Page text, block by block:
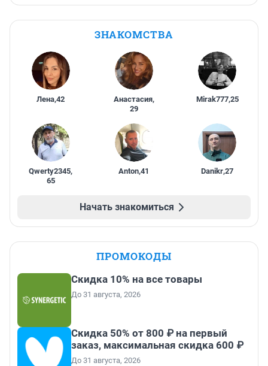
ЗНАКОМСТВА
Лена,42 Анастасия,
29
Mirak777,25
Qwerty2345,
65
Anton,41 Danikr,27
Начать знакомиться
ПРОМОКОДЫ
Скидка 10% на все товары
До 31 августа, 2026
Скидка 50% от 800 ₽ на первый
заказ, максимальная скидка 600 ₽
До 31 августа, 2026